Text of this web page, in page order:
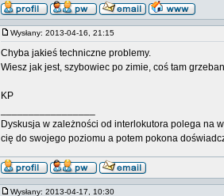
Wysłany: 2013-04-16, 21:15
Chyba jakieś techniczne problemy.
Wiesz jak jest, szybowiec po zimie, coś tam
KP
Dyskusja w zależności od interlokutora polega na
cię do swojego poziomu a potem pokona
Wysłany: 2013-04-17, 10:30